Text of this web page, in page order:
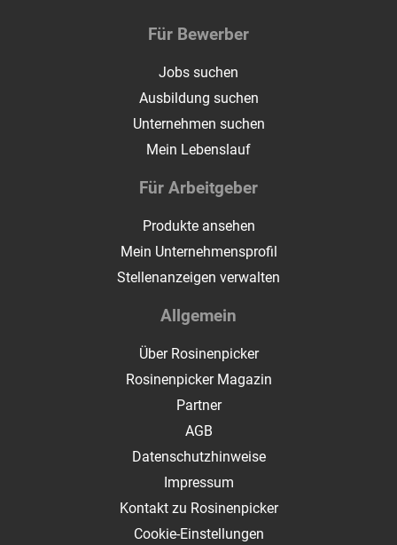
Für Bewerber
Jobs suchen
Ausbildung suchen
Unternehmen suchen
Mein Lebenslauf
Für Arbeitgeber
Produkte ansehen
Mein Unternehmensprofil
Stellenanzeigen verwalten
Allgemein
Über Rosinenpicker
Rosinenpicker Magazin
Partner
AGB
Datenschutzhinweise
Impressum
Kontakt zu Rosinenpicker
Cookie-Einstellungen